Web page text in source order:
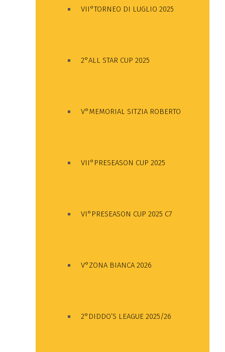
VII°TORNEO DI LUGLIO 2025
2°ALL STAR CUP 2025
V°MEMORIAL SITZIA ROBERTO
VII°PRESEASON CUP 2025
VI°PRESEASON CUP 2025 C7
V°ZONA BIANCA 2026
2°DIDDO’S LEAGUE 2025/26